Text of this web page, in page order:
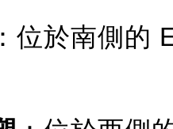
：位於南側的